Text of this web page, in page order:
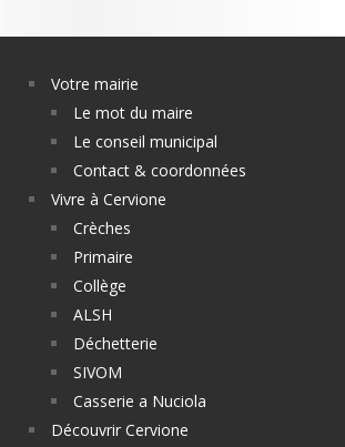
Votre mairie
Le mot du maire
Le conseil municipal
Contact & coordonnées
Vivre à Cervione
Crèches
Primaire
Collège
ALSH
Déchetterie
SIVOM
Casserie a Nuciola
Découvrir Cervione